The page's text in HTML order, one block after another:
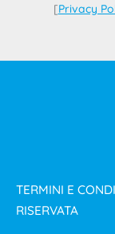
[Privacy
TERMINI E
RISERVATA